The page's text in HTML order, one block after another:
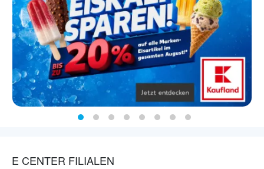
E CENTER FILIALEN